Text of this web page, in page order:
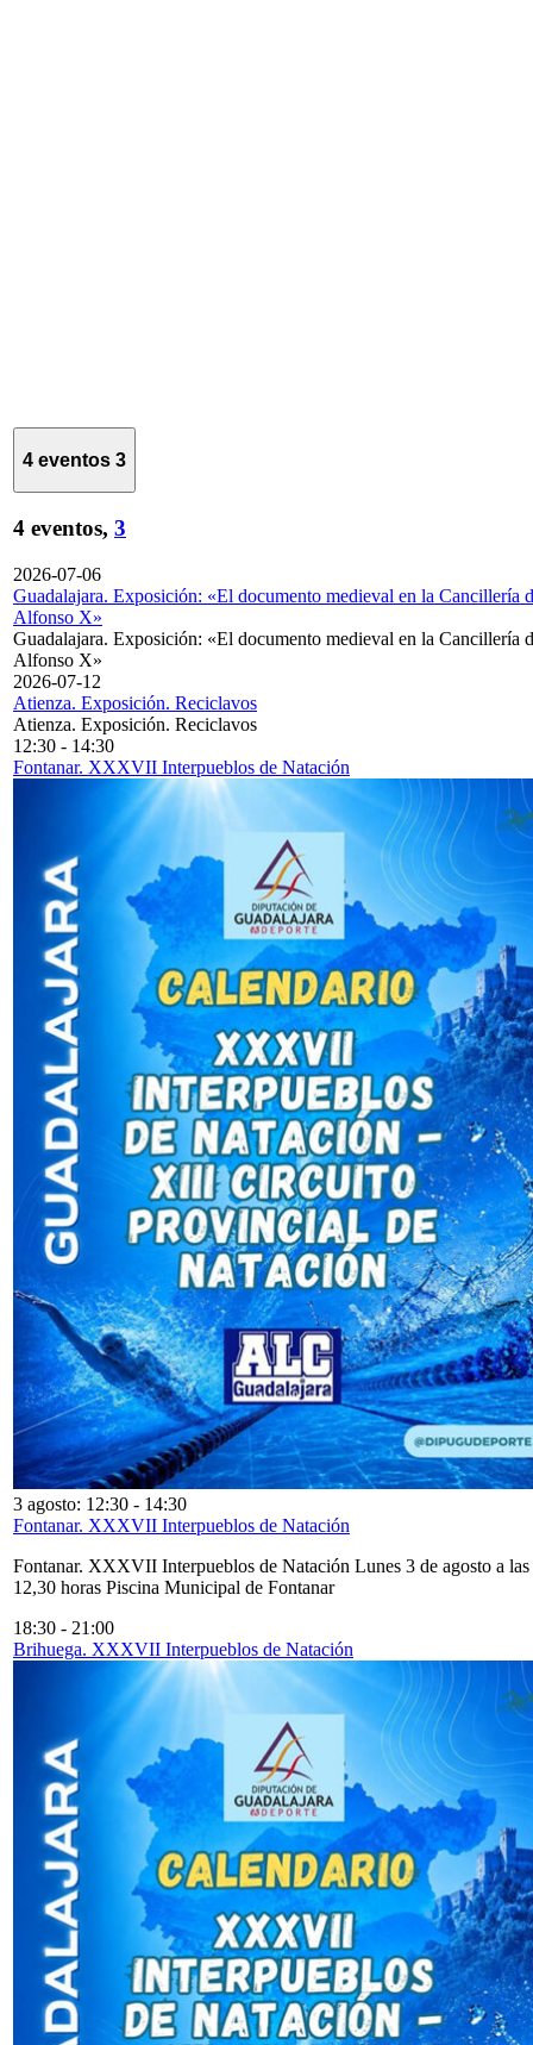
4 eventos 3
4 eventos, 3
2026-07-06
Guadalajara. Exposición: «El documento medieval en la Cancillería
Alfonso X»
Guadalajara. Exposición: «El documento medieval en la Cancillería
Alfonso X»
2026-07-12
Atienza. Exposición. Reciclavos
Atienza. Exposición. Reciclavos
12:30 - 14:30
Fontanar. XXXVII Interpueblos de Natación
3 agosto: 12:30 - 14:30
Fontanar. XXXVII Interpueblos de Natación
Fontanar. XXXVII Interpueblos de Natación Lunes 3 de agosto a las
12,30 horas Piscina Municipal de Fontanar
18:30 - 21:00
Brihuega. XXXVII Interpueblos de Natación